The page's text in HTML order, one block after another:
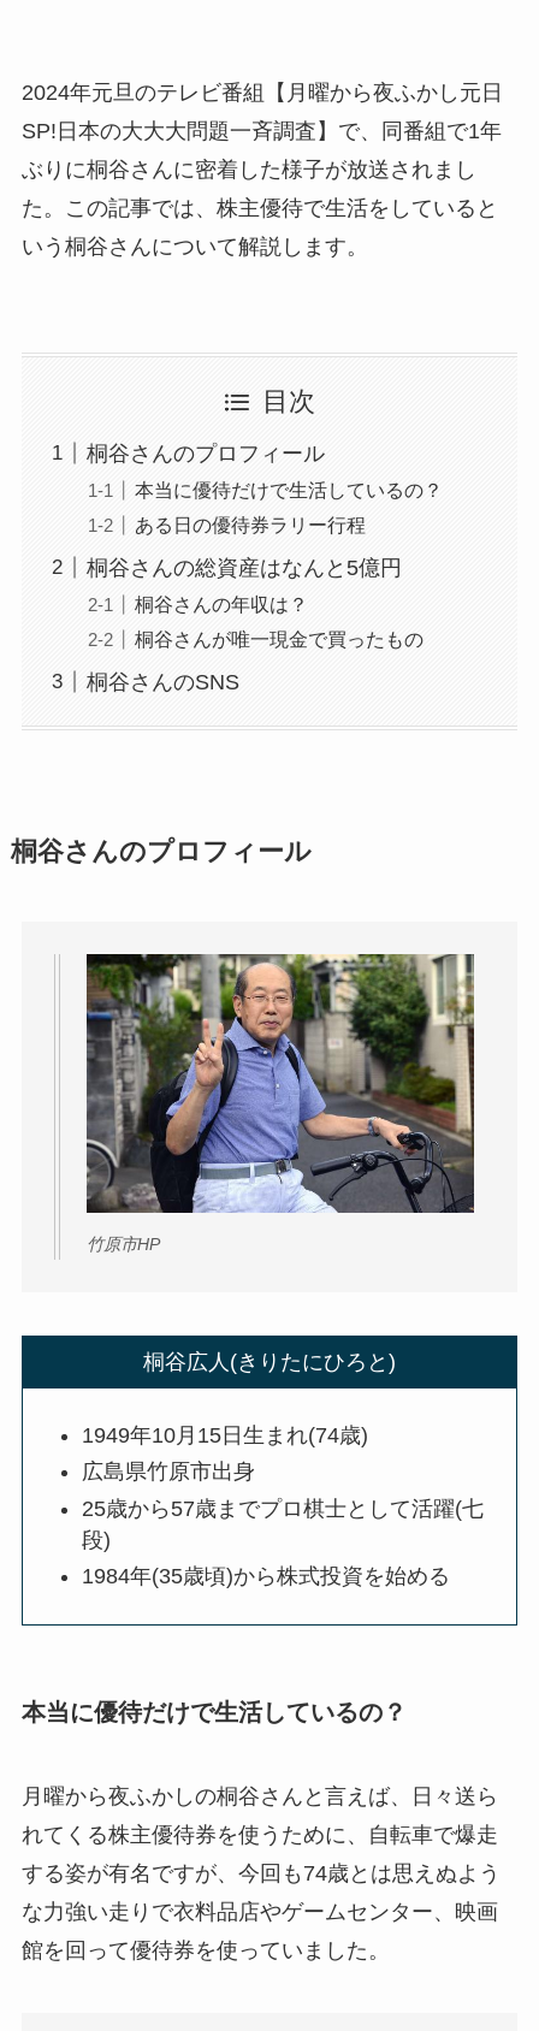
2024年元旦のテレビ番組【月曜から夜ふかし元日
SP!日本の大大大問題一斉調査】で、同番組で1年
ぶりに桐谷さんに密着した様子が放送されまし
た。この記事では、株主優待で生活をしていると
いう桐谷さんについて解説します。
目次
桐谷さんのプロフィール
本当に優待だけで生活しているの？
ある日の優待券ラリー行程
桐谷さんの総資産はなんと5億円
桐谷さんの年収は？
桐谷さんが唯一現金で買ったもの
桐谷さんのSNS
桐谷さんのプロフィール
竹原市HP
桐谷広人(きりたにひろと)
1949年10月15日生まれ(74歳)
広島県竹原市出身
25歳から57歳までプロ棋士として活躍(七
段)
1984年(35歳頃)から株式投資を始める
本当に優待だけで生活しているの？
月曜から夜ふかしの桐谷さんと言えば、日々送ら
れてくる株主優待券を使うために、自転車で爆走
する姿が有名ですが、今回も74歳とは思えぬよう
な力強い走りで衣料品店やゲームセンター、映画
館を回って優待券を使っていました。